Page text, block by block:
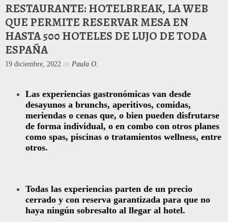
RESTAURANTE: HOTELBREAK, LA WEB
QUE PERMITE RESERVAR MESA EN
HASTA 500 HOTELES DE LUJO DE TODA
ESPAÑA
19 diciembre, 2022 de Paula O.
Las experiencias gastronómicas van desde
desayunos a brunchs, aperitivos, comidas,
meriendas o cenas que, o bien pueden disfrutarse
de forma individual, o en combo con otros planes
como spas, piscinas o tratamientos wellness, entre
otros.
Todas las experiencias parten de un precio
cerrado y con reserva garantizada para que no
haya ningún sobresalto al llegar al hotel.